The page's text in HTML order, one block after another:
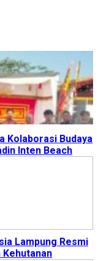
Kolaborasi Budaya
Inten Beach
Lampung Resmi